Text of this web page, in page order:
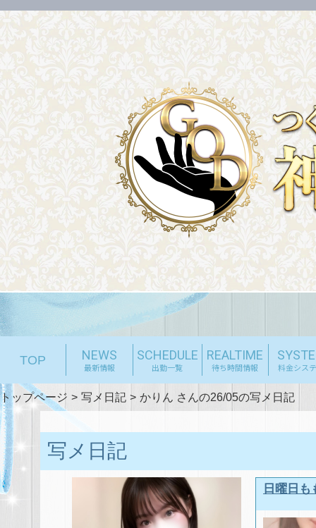
TOP NEWS
最新情報
SCHEDULE
出勤一覧
REALTIME
待ち時間情報 料金シス
トップページ 写メ日記 かりん さんの26/05の写メ日記
写メ日記
日曜日